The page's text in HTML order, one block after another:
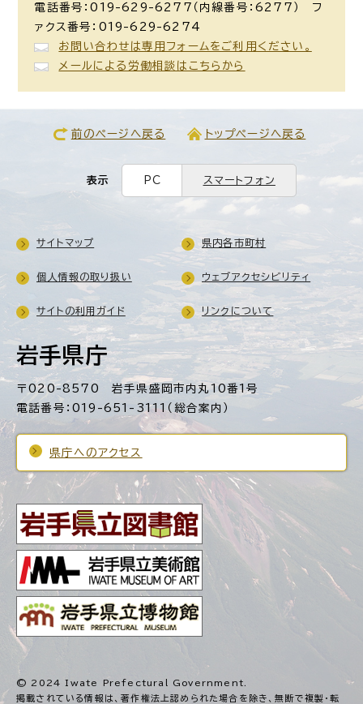
電話番号：019-629-6277（内線番号：6277） フ
ァクス番号：019-629-6274
お問い合わせは専用フォームをご利用ください。
メールによる労働相談はこちらから
前のページへ戻る トップページへ戻る
表示 PC スマートフォン
岩手県庁
〒020-8570 岩手県盛岡市内丸10番1号
電話番号：019-651-3111（総合案内）
県庁へのアクセス
サイトマップ 県内各市町村
個人情報の取り扱い ウェブアクセシビリティ
サイトの利用ガイド リンクについて
© 2024 Iwate Prefectural Government.
掲載されている情報は、著作権法上認められた場合を除き、無断で複製・転